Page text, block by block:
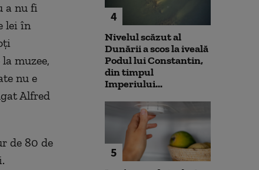
a nu fi
lei în
muzee,
nu e
Alfred
de 80 de
4
Nivelul scăzut al
Dunării a scos la iveală
Podul lui Constantin,
din timpul
Imperiului...
5